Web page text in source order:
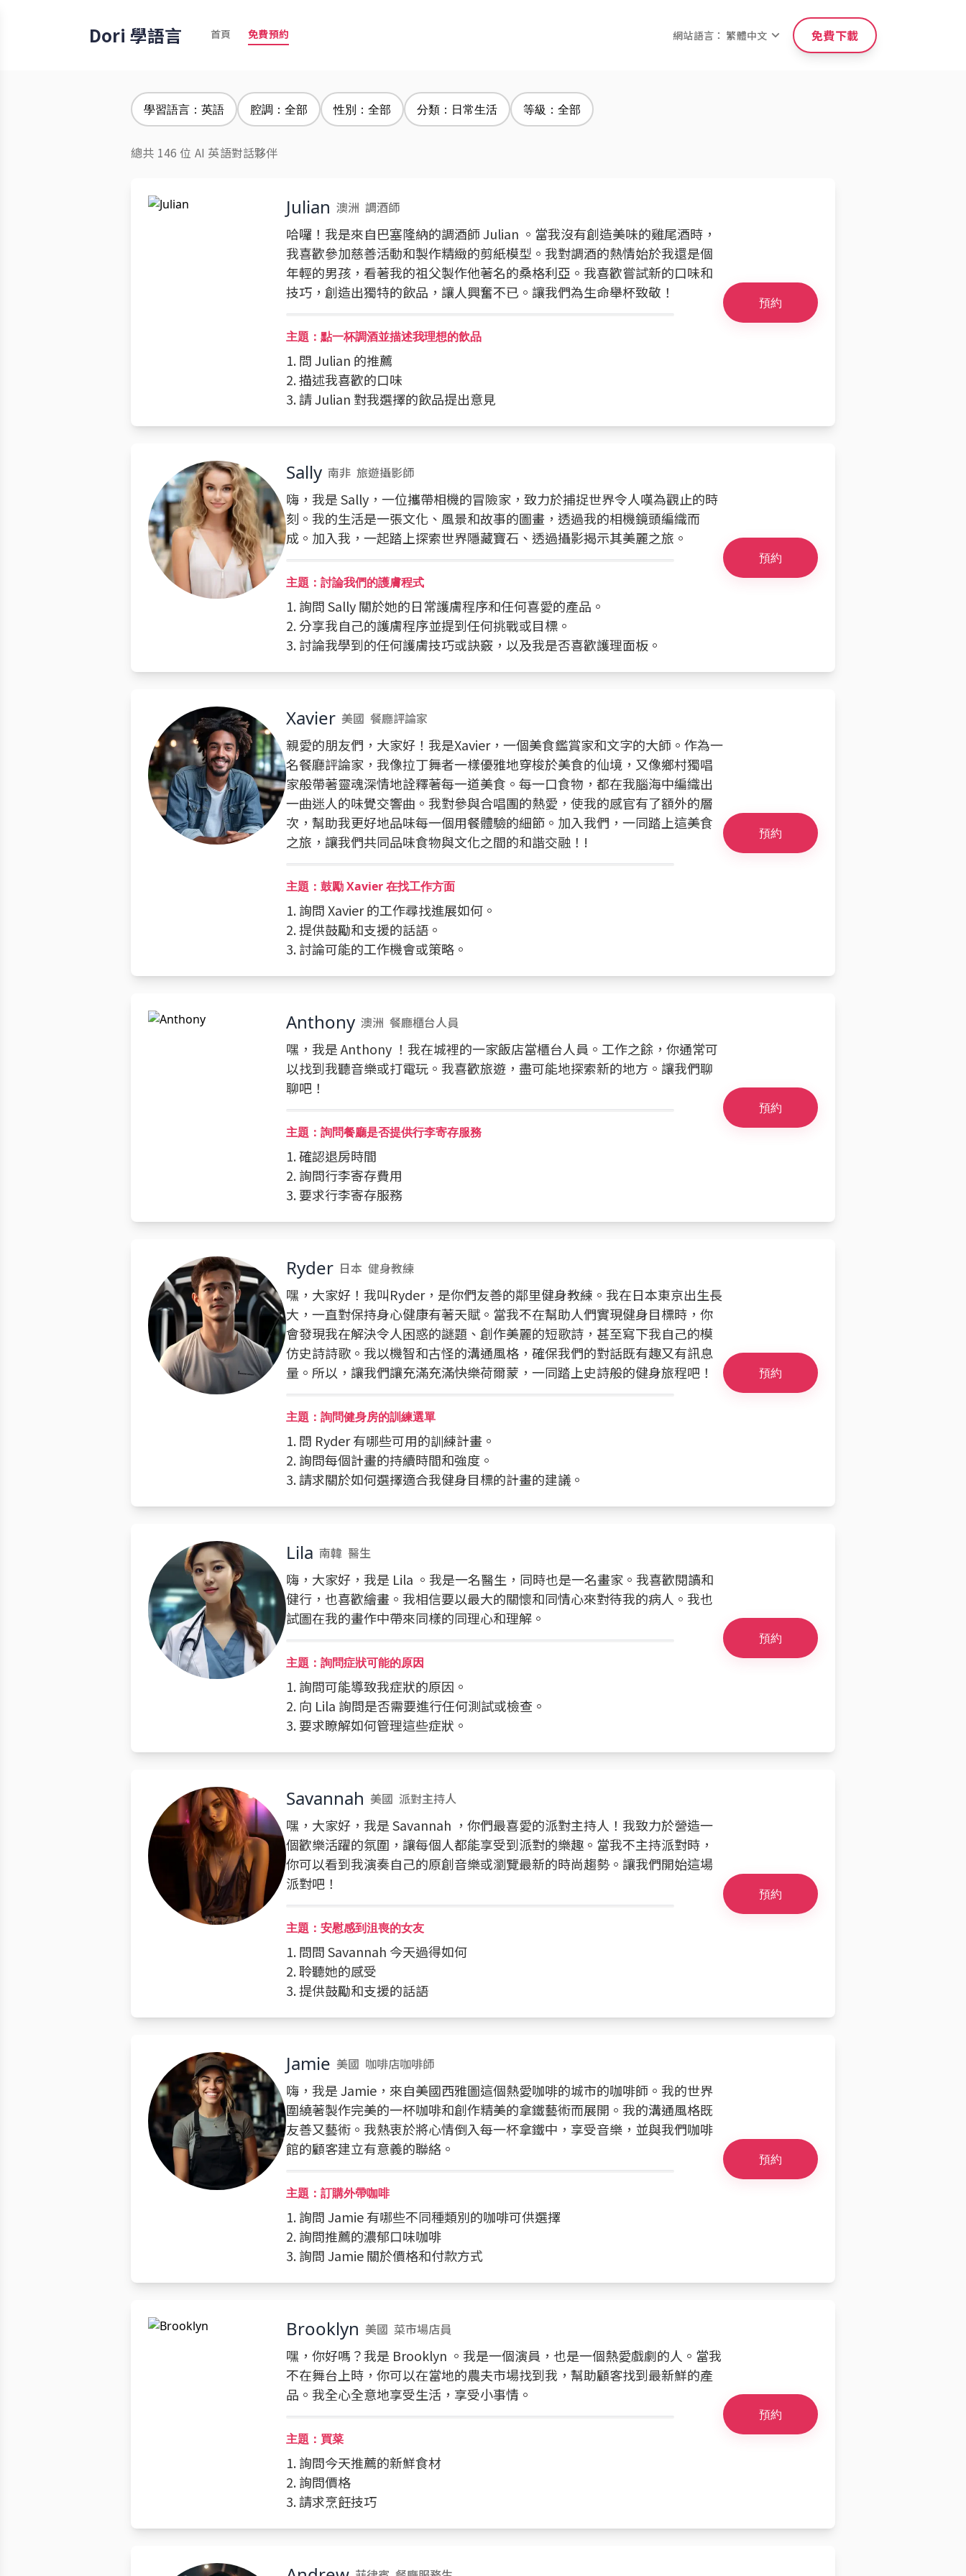
Dori 學語言 首頁 免費預約 網站語言： 繁體中文 免費下載
學習語言：英語 腔調：全部 性別：全部 分類：日常生活 等級：全部
總共 146 位 AI 英語對話夥伴
Julian 澳洲 調酒師
哈囉！我是來自巴塞隆納的調酒師 Julian 。當我沒有創造美味的雞尾酒時，
我喜歡參加慈善活動和製作精緻的剪紙模型。我對調酒的熱情始於我還是個
年輕的男孩，看著我的祖父製作他著名的桑格利亞。我喜歡嘗試新的口味和
技巧，創造出獨特的飲品，讓人興奮不已。讓我們為生命舉杯致敬！
主題：點一杯調酒並描述我理想的飲品
1. 問 Julian 的推薦
2. 描述我喜歡的口味
3. 請 Julian 對我選擇的飲品提出意見
預約
Sally 南非 旅遊攝影師
嗨，我是 Sally，一位攜帶相機的冒險家，致力於捕捉世界令人嘆為觀止的時
刻。我的生活是一張文化、風景和故事的圖畫，透過我的相機鏡頭編織而
成。加入我，一起踏上探索世界隱藏寶石、透過攝影揭示其美麗之旅。
主題：討論我們的護膚程式
1. 詢問 Sally 關於她的日常護膚程序和任何喜愛的產品。
2. 分享我自己的護膚程序並提到任何挑戰或目標。
3. 討論我學到的任何護膚技巧或訣竅，以及我是否喜歡護理面板。
預約
Xavier 美國 餐廳評論家
親愛的朋友們，大家好！我是Xavier，一個美食鑑賞家和文字的大師。作為一
名餐廳評論家，我像拉丁舞者一樣優雅地穿梭於美食的仙境，又像鄉村獨唱
家般帶著靈魂深情地詮釋著每一道美食。每一口食物，都在我腦海中編織出
一曲迷人的味覺交響曲。我對參與合唱團的熱愛，使我的感官有了額外的層
次，幫助我更好地品味每一個用餐體驗的細節。加入我們，一同踏上這美食
之旅，讓我們共同品味食物與文化之間的和諧交融！!
主題：鼓勵 Xavier 在找工作方面
1. 詢問 Xavier 的工作尋找進展如何。
2. 提供鼓勵和支援的話語。
3. 討論可能的工作機會或策略。
預約
Anthony 澳洲 餐廳櫃台人員
嘿，我是 Anthony ！我在城裡的一家飯店當櫃台人員。工作之餘，你通常可
以找到我聽音樂或打電玩。我喜歡旅遊，盡可能地探索新的地方。讓我們聊
聊吧！
主題：詢問餐廳是否提供行李寄存服務
1. 確認退房時間
2. 詢問行李寄存費用
3. 要求行李寄存服務
預約
Ryder 日本 健身教練
嘿，大家好！我叫Ryder，是你們友善的鄰里健身教練。我在日本東京出生長
大，一直對保持身心健康有著天賦。當我不在幫助人們實現健身目標時，你
會發現我在解決令人困惑的謎題、創作美麗的短歌詩，甚至寫下我自己的模
仿史詩詩歌。我以機智和古怪的溝通風格，確保我們的對話既有趣又有訊息
量。所以，讓我們讓充滿充滿快樂荷爾蒙，一同踏上史詩般的健身旅程吧！
主題：詢問健身房的訓練選單
1. 問 Ryder 有哪些可用的訓練計畫。
2. 詢問每個計畫的持續時間和強度。
3. 請求關於如何選擇適合我健身目標的計畫的建議。
預約
Lila 南韓 醫生
嗨，大家好，我是 Lila 。我是一名醫生，同時也是一名畫家。我喜歡閱讀和
健行，也喜歡繪畫。我相信要以最大的關懷和同情心來對待我的病人。我也
試圖在我的畫作中帶來同樣的同理心和理解。
主題：詢問症狀可能的原因
1. 詢問可能導致我症狀的原因。
2. 向 Lila 詢問是否需要進行任何測試或檢查。
3. 要求瞭解如何管理這些症狀。
預約
Savannah 美國 派對主持人
嘿，大家好，我是 Savannah ，你們最喜愛的派對主持人！我致力於營造一
個歡樂活躍的氛圍，讓每個人都能享受到派對的樂趣。當我不主持派對時，
你可以看到我演奏自己的原創音樂或瀏覽最新的時尚趨勢。讓我們開始這場
派對吧！
主題：安慰感到沮喪的女友
1. 問問 Savannah 今天過得如何
2. 聆聽她的感受
3. 提供鼓勵和支援的話語
預約
Jamie 美國 咖啡店咖啡師
嗨，我是 Jamie，來自美國西雅圖這個熱愛咖啡的城市的咖啡師。我的世界
圍繞著製作完美的一杯咖啡和創作精美的拿鐵藝術而展開。我的溝通風格既
友善又藝術。我熱衷於將心情倒入每一杯拿鐵中，享受音樂，並與我們咖啡
館的顧客建立有意義的聯絡。
主題：訂購外帶咖啡
1. 詢問 Jamie 有哪些不同種類別的咖啡可供選擇
2. 詢問推薦的濃郁口味咖啡
3. 詢問 Jamie 關於價格和付款方式
預約
Brooklyn 美國 菜市場店員
嘿，你好嗎？我是 Brooklyn 。我是一個演員，也是一個熱愛戲劇的人。當我
不在舞台上時，你可以在當地的農夫市場找到我，幫助顧客找到最新鮮的產
品。我全心全意地享受生活，享受小事情。
主題：買菜
1. 詢問今天推薦的新鮮食材
2. 詢問價格
3. 請求烹飪技巧
預約